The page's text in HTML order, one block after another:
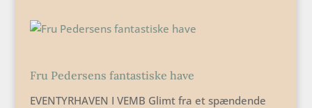
Fru Pedersens fantastiske have
EVENTYRHAVEN I VEMB Glimt fra et spændende